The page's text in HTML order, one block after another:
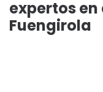
expertos
Fuengirola